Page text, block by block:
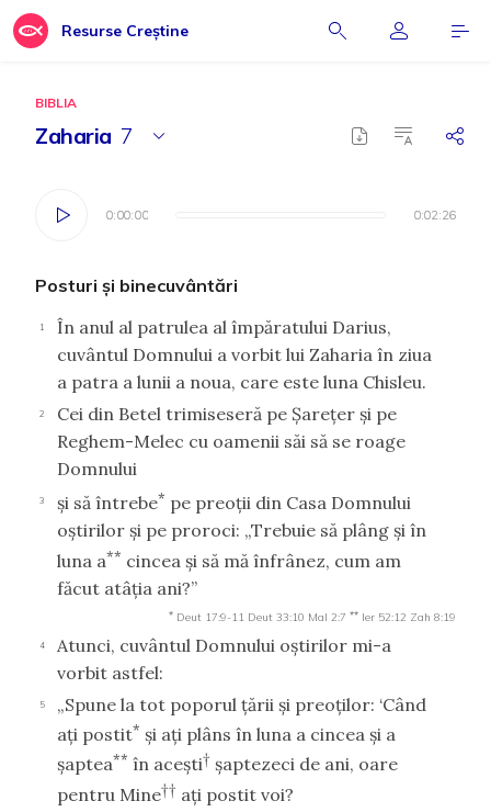
Resurse Creștine
BIBLIA
Zaharia 7
0:00:00 0:02:26
0:00:00 0:02:26
Posturi şi binecuvântări
1
În anul al patrulea al împăratului Darius,
cuvântul Domnului a vorbit lui Zaharia în ziua
a patra a lunii a noua, care este luna Chisleu.
2
Cei din Betel trimiseseră pe Şareţer şi pe
Reghem-Melec cu oamenii săi să se roage
Domnului
3 şi să întrebe* pe preoţii din Casa Domnului
oştirilor şi pe proroci: „Trebuie să plâng şi în
luna a** cincea şi să mă înfrânez, cum am
făcut atâţia ani?”
* Deut 17:9-11 Deut 33:10 Mal 2:7 ** Ier 52:12 Zah 8:19
4
Atunci, cuvântul Domnului oştirilor mi-a
vorbit astfel:
5
„Spune la tot poporul ţării şi preoţilor: ‘Când
aţi postit* şi aţi plâns în luna a cincea şi a
şaptea** în aceşti† şaptezeci de ani, oare
pentru Mine†† aţi postit voi?